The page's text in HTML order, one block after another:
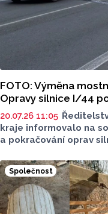
FOTO: Výměna
Opravy silnice I/44
20.07.26 11:05
kraje informovalo na
a pokračování oprav
Vznikají kolony.
Společnost